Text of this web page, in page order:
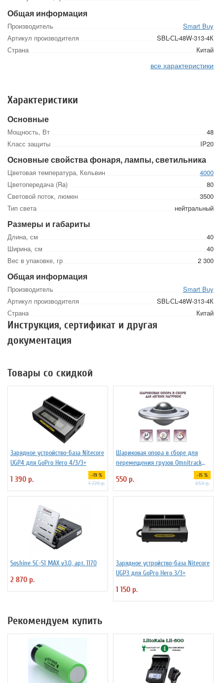
Общая информация
Производитель
Smart Buy
Артикул производителя
SBL-СL-48W-313-4К
Страна
Китай
все характеристики
Характеристики
Основные
Мощность, Вт
48
Класс защиты
IP20
Основные свойства фонаря, лампы, светильника
Цветовая температура, Кельвин
4000
Цветопередача (Ra)
80
Световой поток, люмен
3500
Тип света
нейтральный
Размеры и габариты
Длина, см
40
Ширина, см
40
Вес в упаковке, гр
2 300
Общая информация
Производитель
Smart Buy
Артикул производителя
SBL-СL-48W-313-4К
Страна
Китай
Инструкция, сертификат и другая
документация
Товары со скидкой
Зарядное устройство-база Nitecore
UGP4 для GoPro Hero 4/3/3+
1 390 р. -19 %
1 720 р.
Шариковая опора в сборе для
перемещения грузов Omnitrack
550 р. -15 %
650 р.
Soshine SC-S1 MAX v3.0, арт. 1170
2 870 р.
Зарядное устройство-база Nitecore
UGP3 для GoPro Hero 3/3+
1 150 р.
Рекомендуем купить